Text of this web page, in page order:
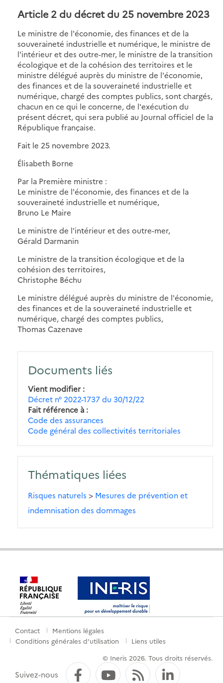
Article 2 du décret du 25 novembre 2023
Le ministre de l'économie, des finances et de la
souveraineté industrielle et numérique, le ministre de
l'intérieur et des outre-mer, le ministre de la transition
écologique et de la cohésion des territoires et le
ministre délégué auprès du ministre de l'économie,
des finances et de la souveraineté industrielle et
numérique, chargé des comptes publics, sont chargés,
chacun en ce qui le concerne, de l'exécution du
présent décret, qui sera publié au Journal officiel de la
République française.
Fait le 25 novembre 2023.
Élisabeth Borne
Par la Première ministre :
Le ministre de l'économie, des finances et de la
souveraineté industrielle et numérique,
Bruno Le Maire
Le ministre de l'intérieur et des outre-mer,
Gérald Darmanin
Le ministre de la transition écologique et de la
cohésion des territoires,
Christophe Béchu
Le ministre délégué auprès du ministre de l'économie,
des finances et de la souveraineté industrielle et
numérique, chargé des comptes publics,
Thomas Cazenave
Documents liés
Vient modifier
Décret n° 2022-1737 du 30/12/22
Fait référence à
Code des assurances
Code général des collectivités territoriales
Thématiques liées
Risques naturels > Mesures de prévention et
indemnisation des dommages
Menu
pied
Contact
Mentions légales
Conditions générales d'utilisation
Liens utiles
© Ineris 2026. Tous droits réservés.
Suivez-nous FacebookYouTube
Flux RSS